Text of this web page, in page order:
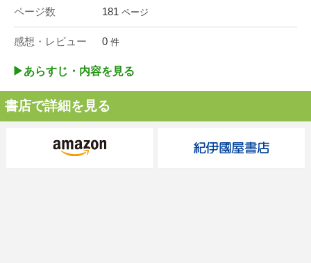
ページ数 181 ページ
感想・レビュー 0 件
▶︎あらすじ・内容を見る
書店で詳細を見る